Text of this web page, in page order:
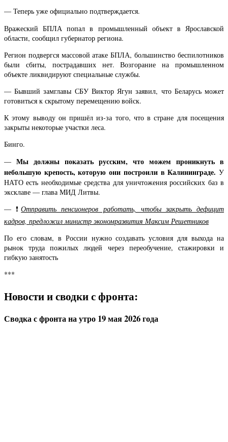
— Теперь уже официально подтверждается.
Вражеский БПЛА попал в промышленный объект в Ярославской
области, сообщил губернатор региона.
Регион подвергся массовой атаке БПЛА, большинство беспилотников
были сбиты, пострадавших нет. Возгорание на промышленном
объекте ликвидируют специальные службы.
— Бывший замглавы СБУ Виктор Ягун заявил, что Беларусь может
готовиться к скрытому перемещению войск.
К этому выводу он пришёл из-за того, что в стране для посещения
закрыты некоторые участки леса.
Бинго.
— Мы должны показать русским, что можем проникнуть в
небольшую крепость, которую они построили в Калининграде. У
НАТО есть необходимые средства для уничтожения российских баз в
эксклаве — глава МИД Литвы.
— ❗️Отправить пенсионеров работать, чтобы закрыть дефицит
кадров, предложил министр экономразвития Максим Решетников
По его словам, в России нужно создавать условия для выхода на
рынок труда пожилых людей через переобучение, стажировки и
гибкую занятость
***
Новости и сводки с фронта:
Сводка с фронта на утро 19 мая 2026 года